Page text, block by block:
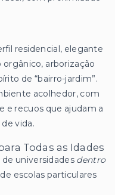
residencial, elegante
orgânico, arborização
de “bairro-jardim”.
acolhedor, com
e recuos que ajudam a
vida.
Todas as Idades
universidades dentro
escolas particulares